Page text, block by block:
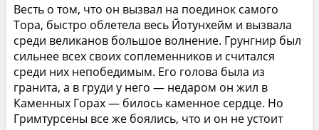
Весть о том, что он вызвал на поединок самого
Тора, быстро облетела весь Йотунхейм и вызвала
среди великанов большое волнение. Грунгнир был
сильнее всех своих соплеменников и считался
среди них непобедимым. Его голова была из
гранита, а в груди у него — недаром он жил в
Каменных Горах — билось каменное сердце. Но
Гримтурсены все же боялись, что и он не устоит